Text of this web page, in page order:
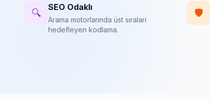
🔍 SEO Odaklı
Arama motorlarında üst sıraları
hedefleyen kodlama.
🛡️